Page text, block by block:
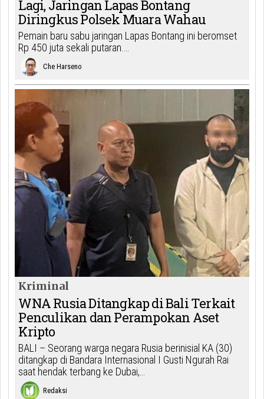
Lagi, Jaringan Lapas Bontang
Diringkus Polsek Muara Wahau
Pemain baru sabu jaringan Lapas Bontang ini beromset
Rp 450 juta sekali putaran.…
Che Harseno
Kriminal
WNA Rusia Ditangkap di Bali Terkait
Penculikan dan Perampokan Aset
Kripto
BALI – Seorang warga negara Rusia berinisial KA (30)
ditangkap di Bandara Internasional I Gusti Ngurah Rai
saat hendak terbang ke Dubai,…
Redaksi